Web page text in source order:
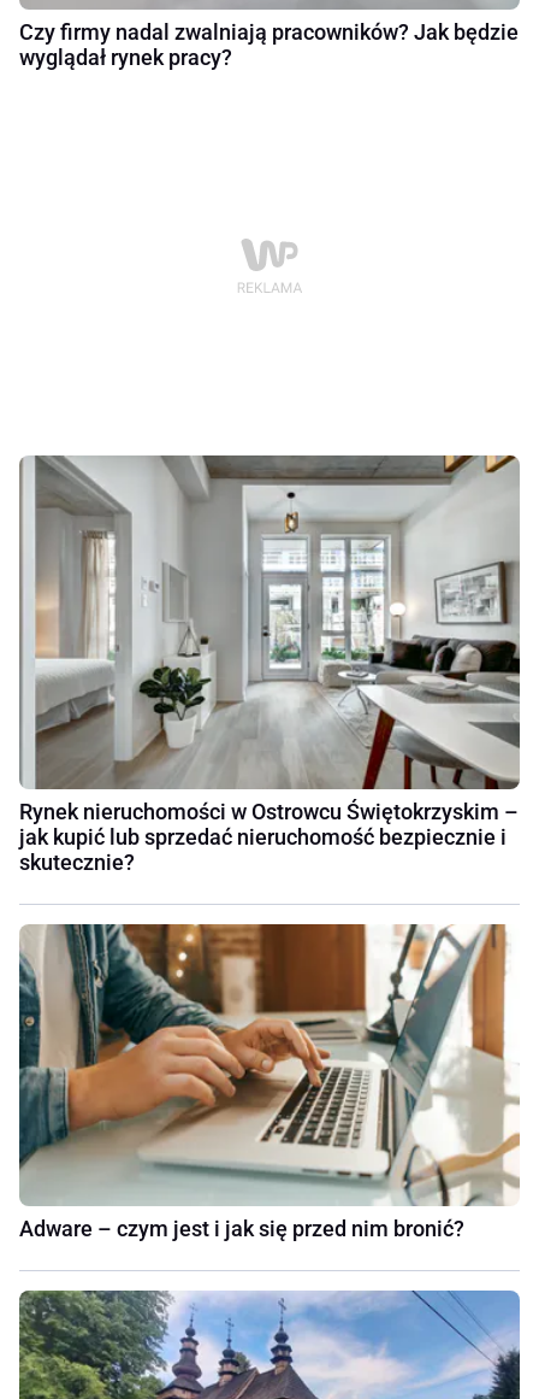
Czy firmy nadal zwalniają pracowników? Jak będzie
wyglądał rynek pracy?
Rynek nieruchomości w Ostrowcu Świętokrzyskim –
jak kupić lub sprzedać nieruchomość bezpiecznie i
skutecznie?
Adware – czym jest i jak się przed nim bronić?